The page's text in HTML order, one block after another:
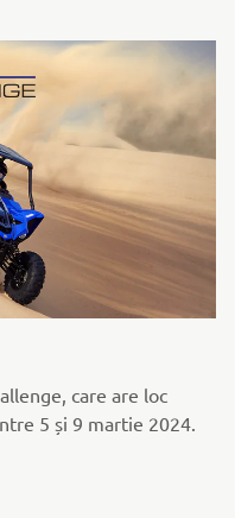
care are loc
5 și 9 martie 2024.